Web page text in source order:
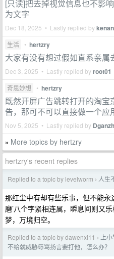
[只读]把去掉视觉信息也不影
为文字
Dec 18, 2025 • Lastly replied by
生活 • hertzry
大家有没有想过假如直系亲属
Dec 3, 2025 • Lastly replied byroot01
奇思妙想 • hertzry
既然开屏广告跳转打开的淘宝
告，那可不可以直接做一个应
Nov 5, 2025 • Lastly replied by Dganzh
» More topics by hertzry
hertzry's recent replies
Replied to a topic by levelworm › 人生
那红尘中有却有些乐事，但不能永
磨’八个字紧相连属，瞬息间则又
梦，万境归空。
Replied to a topic by dawenxi11 ›
上
不给就威胁辱骂扬言要打他，怎么办？